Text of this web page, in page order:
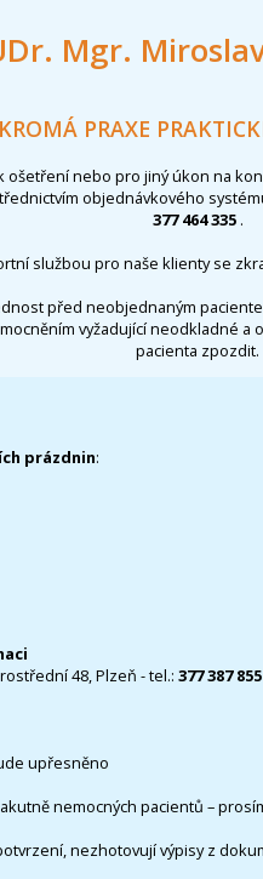
Mgr.
PRAXE
ošetření nebo pro jiný úkon na
objednávkového
377 464 335 .
službou pro naše klienty se
před neobjednaným
vyžadující neodkladné
pacienta zpozdit.
prázdnin:
48, Plzeň - tel.: 377 387 855
upřesněno
nemocných pacientů –
nezhotovují výpisy z